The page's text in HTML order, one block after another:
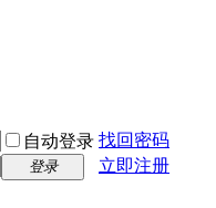
自动登录 找回密码
登录
立即注册